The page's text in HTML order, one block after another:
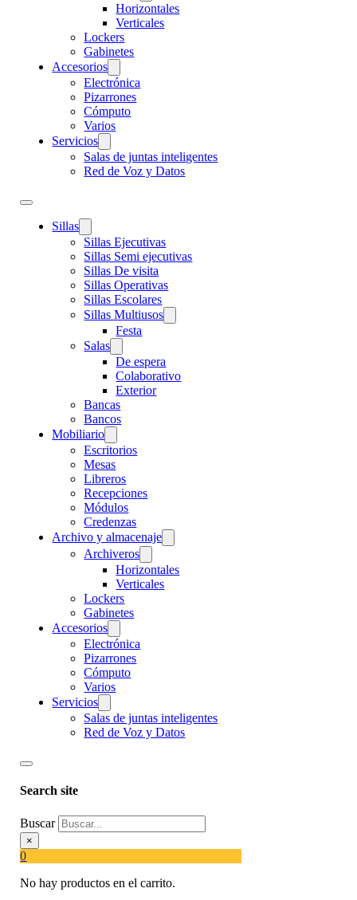
Horizontales
Verticales
Lockers
Gabinetes
Accesorios
Electrónica
Pizarrones
Cómputo
Varios
Servicios
Salas de juntas inteligentes
Red de Voz y Datos
Sillas
Sillas Ejecutivas
Sillas Semi ejecutivas
Sillas De visita
Sillas Operativas
Sillas Escolares
Sillas Multiusos
Festa
Salas
De espera
Colaborativo
Exterior
Bancas
Bancos
Mobiliario
Escritorios
Mesas
Libreros
Recepciones
Módulos
Credenzas
Archivo y almacenaje
Archiveros
Horizontales
Verticales
Lockers
Gabinetes
Accesorios
Electrónica
Pizarrones
Cómputo
Varios
Servicios
Salas de juntas inteligentes
Red de Voz y Datos
Search site
Buscar
×
0
No hay productos en el carrito.